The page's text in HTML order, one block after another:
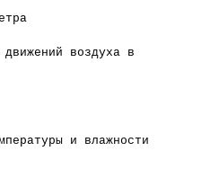
воздуха в
и влажности